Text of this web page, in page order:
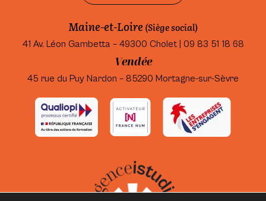
Maine-et-Loire (Siège social)
41 Av. Léon Gambetta – 49300 Cholet | 09 83 51 18 68
Vendée
45 rue du Puy Nardon – 85290 Mortagne-sur-Sèvre